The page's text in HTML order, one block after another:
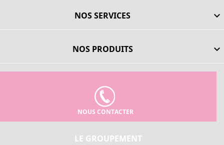
NOS SERVICES 
NOS PRODUITS 
NOUS CONTACTER
LE GROUPEMENT